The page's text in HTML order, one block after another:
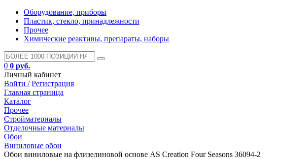
Оборудование, приборы
Пластик, стекло, принадлежности
Прочее
Химические реактивы, препараты, наборы
0 0 руб.
Личный кабинет
Войти / Регистрация
Главная страница
Каталог
Прочее
Стройматериалы
Отделочные материалы
Обои
Виниловые обои
Обои виниловые на флизелиновой основе AS Creation Four Seasons 36094-2